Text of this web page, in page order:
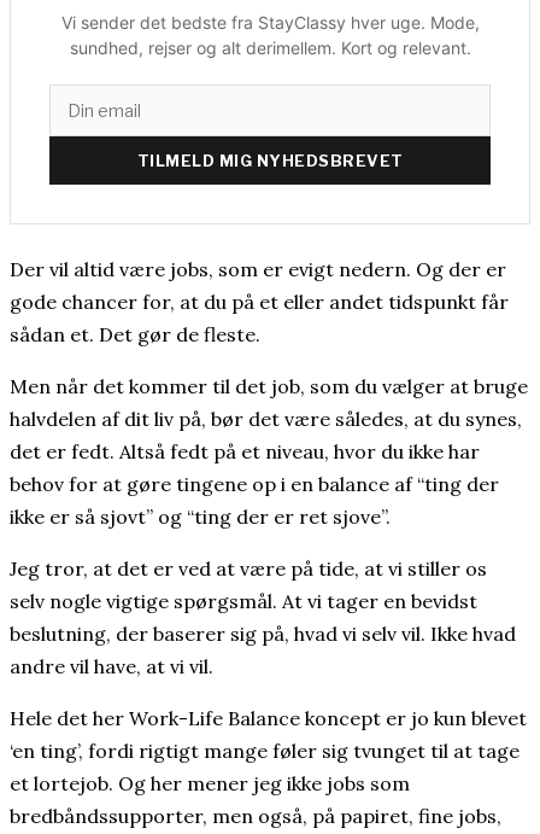
Vi sender det bedste fra StayClassy hver uge. Mode,
sundhed, rejser og alt derimellem. Kort og relevant.
TILMELD MIG NYHEDSBREVET
Der vil altid være jobs, som er evigt nedern. Og der er
gode chancer for, at du på et eller andet tidspunkt får
sådan et. Det gør de fleste.
Men når det kommer til det job, som du vælger at bruge
halvdelen af dit liv på, bør det være således, at du synes,
det er fedt. Altså fedt på et niveau, hvor du ikke har
behov for at gøre tingene op i en balance af “ting der
ikke er så sjovt” og “ting der er ret sjove”.
Jeg tror, at det er ved at være på tide, at vi stiller os
selv nogle vigtige spørgsmål. At vi tager en bevidst
beslutning, der baserer sig på, hvad vi selv vil. Ikke hvad
andre vil have, at vi vil.
Hele det her Work-Life Balance koncept er jo kun blevet
‘en ting’, fordi rigtigt mange føler sig tvunget til at tage
et lortejob. Og her mener jeg ikke jobs som
bredbåndssupporter, men også, på papiret, fine jobs,